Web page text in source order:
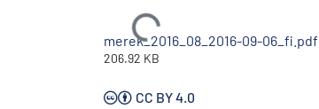
Ladataan...
merek_2016_08_2016-09-06_fi.pdf
206.92 KB
CC BY 4.0